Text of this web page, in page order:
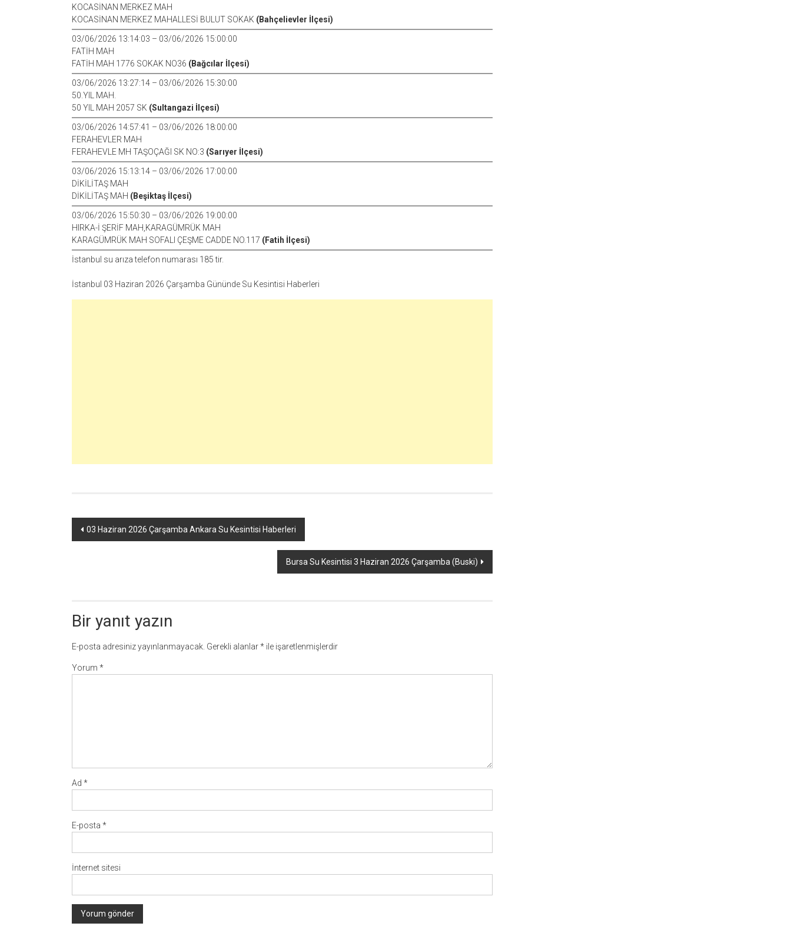
KOCASİNAN MERKEZ MAH
KOCASİNAN MERKEZ MAHALLESİ BULUT SOKAK (Bahçelievler İlçesi)
03/06/2026 13:14:03 – 03/06/2026 15:00:00
FATİH MAH
FATİH MAH 1776 SOKAK NO36 (Bağcılar İlçesi)
03/06/2026 13:27:14 – 03/06/2026 15:30:00
50.YIL MAH.
50 YIL MAH 2057 SK (Sultangazi İlçesi)
03/06/2026 14:57:41 – 03/06/2026 18:00:00
FERAHEVLER MAH
FERAHEVLE MH TAŞOÇAĞI SK NO:3 (Sarıyer İlçesi)
03/06/2026 15:13:14 – 03/06/2026 17:00:00
DİKİLİTAŞ MAH
DİKİLİTAŞ MAH (Beşiktaş İlçesi)
03/06/2026 15:50:30 – 03/06/2026 19:00:00
HIRKA-İ ŞERİF MAH,KARAGÜMRÜK MAH
KARAGÜMRÜK MAH SOFALI ÇEŞME CADDE NO.117 (Fatih İlçesi)
İstanbul su arıza telefon numarası 185 tir.
İstanbul 03 Haziran 2026 Çarşamba Gününde Su Kesintisi Haberleri
Yazı
03 Haziran 2026 Çarşamba Ankara Su Kesintisi Haberleri
Bursa Su Kesintisi 3 Haziran 2026 Çarşamba (Buski)
Bir yanıt yazın
E-posta adresiniz yayınlanmayacak. Gerekli alanlar* ile işaretlenmişlerdir
Yorum *
Ad *
E-posta *
İnternet sitesi